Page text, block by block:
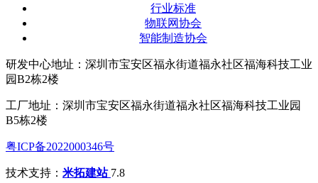
行业标准
物联网协会
智能制造协会
研发中心地址：深圳市宝安区福永街道福永社区福海科技工业
园B2栋2楼
工厂地址：深圳市宝安区福永街道福永社区福海科技工业园
B5栋2楼
粤ICP备2022000346号
技术支持： 米拓建站 7.8